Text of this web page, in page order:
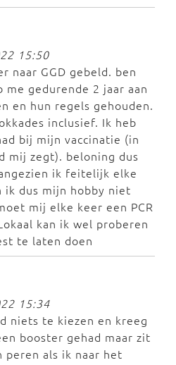
15:50
naar GGD gebeld. ben
me gedurende 2 jaar aan
en hun regels gehouden.
inclusief. Ik heb
bij mijn vaccinatie (in
mij zegt). beloning dus
ik feitelijk elke
ik dus mijn hobby niet
mij elke keer een PCR
kan ik wel proberen
te laten doen
15:34
niets te kiezen en kreeg
booster gehad maar zit
peren als ik naar het